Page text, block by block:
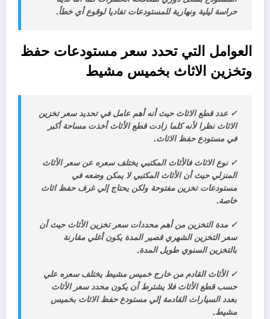
حراسة ليلية ونهارية للمستودعات تفاديا لوقوع أي خطأ.
العوامل التي تحدد سعر مستودعات حفظ
وتخزين الاثاث بخميس مشيط
✓ عدد قطع الاثاث حيث أنه أهم عامل في تحديد سعر تخزين
الاثاث نظرا لأنه كلما زادت قطع الأثاث أخذت مساحة أكبر
في مستودع حفظ الاثاث.
✓نوع الاثاث فالأثاث المكتبي يختلف سعره عن سعر الأثاث
المنزلي حيث أن الأثاث المكتبي لا يمكن وضعه في
مستودعات تخزين مفتوحة ولكن يحتاج إلي غرف حفظ اثاث
خاصة.
✓مدة التخزين من أهم محددات سعر تخزين الأثاث حيث أن
سعر التخزين الشهري قصير المدة يكون أغلي مقارنة
بالتخزين السنوي طويل المدة.
✓الأثاث القادم من خارج خميس مشيط يختلف سعره علي
حسب قطع الأثاث فلا يشترط أن يكون محدد سعر الأثاث
بعدد السيارات القادمة إلي مستودع حفظ الاثاث بخميس
مشيط.